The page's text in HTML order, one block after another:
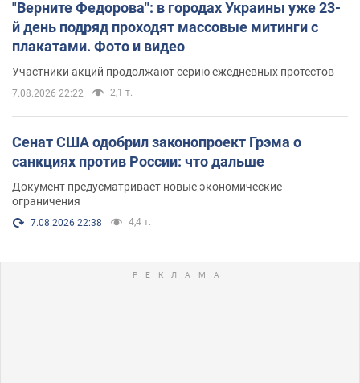
"Верните Федорова": в городах Украины уже 23-
й день подряд проходят массовые митинги с
плакатами. Фото и видео
Участники акций продолжают серию ежедневных протестов
7.08.2026 22:22 2,1 т.
Сенат США одобрил законопроект Грэма о
санкциях против России: что дальше
Документ предусматривает новые экономические
ограничения
7.08.2026 22:38 4,4 т.